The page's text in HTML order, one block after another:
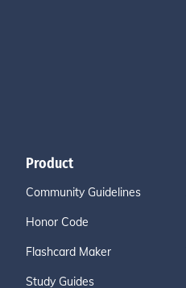
Product
Community Guidelines
Honor Code
Flashcard Maker
Study Guides